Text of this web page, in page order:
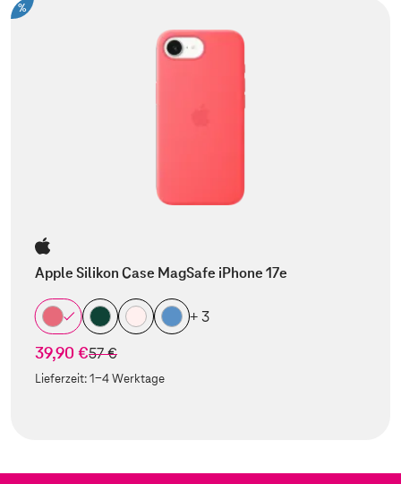
%
Apple Silikon Case MagSafe iPhone 17e
+ 3
39,90 €statt
57 €
Lieferzeit:1-4 Werktage